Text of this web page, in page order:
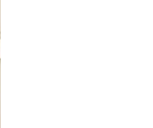
dedo.